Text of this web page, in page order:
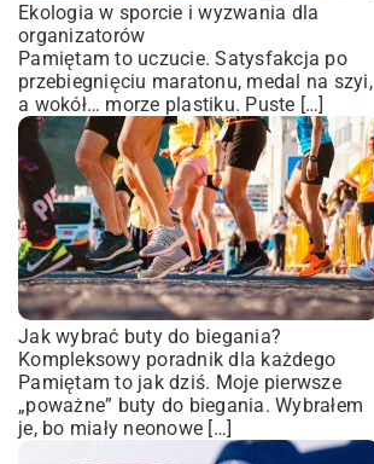
Ekologia w sporcie i wyzwania dla
organizatorów
Pamiętam to uczucie. Satysfakcja po
przebiegnięciu maratonu, medal na szyi,
a wokół… morze plastiku. Puste […]
Jak wybrać buty do biegania?
Kompleksowy poradnik dla każdego
Pamiętam to jak dziś. Moje pierwsze
„poważne” buty do biegania. Wybrałem
je, bo miały neonowe […]